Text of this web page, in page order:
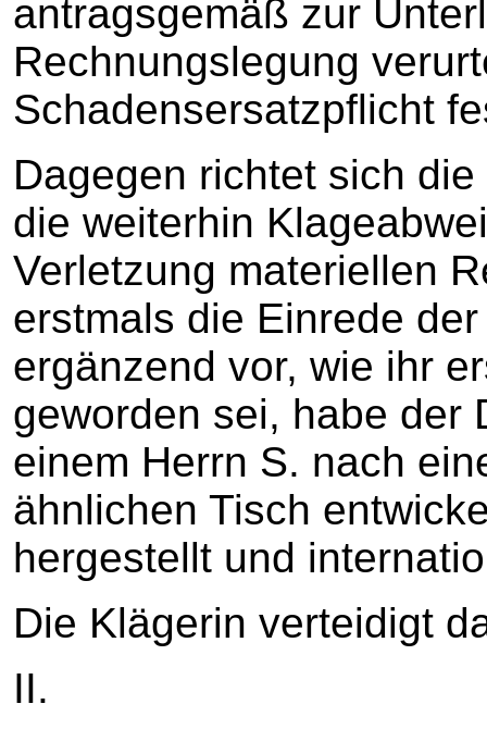
antragsgemäß zur
Rechnungslegung
Schadensersatzpflicht
Dagegen richtet sich
die weiterhin
Verletzung materiellen
erstmals die Einrede
ergänzend vor, wie ihr
geworden sei, habe der
einem Herrn S. nach
ähnlichen Tisch
hergestellt und
Die Klägerin verteidigt
II.